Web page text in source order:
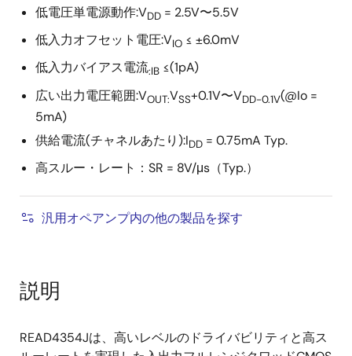
低電圧単電源動作:VDD = 2.5V〜5.5V
低入力オフセット電圧:VIO ≤ ±6.0mV
低入力バイアス電流:IB ≤(1pA)
広い出力電圧範囲:VOUT:VSS+0.1V〜VDD-0.1V(@Io =
5mA)
供給電流(チャネルあたり):IDD = 0.75mA Typ.
高スルー・レート：SR = 8V/μs（Typ.）
汎用オペアンプ内の他の製品を探す
説明
READ4354Jは、高いレベルのドライバビリティと高ス